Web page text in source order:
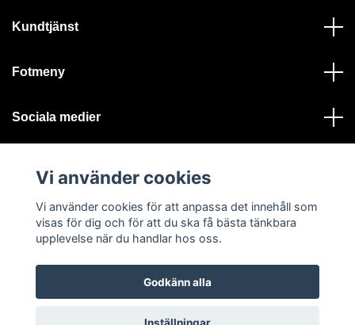
Kundtjänst
Fotmeny
Sociala medier
© 2026 Ystad Skeppshandel - Alla rättigheter reserverade
Vi använder cookies
Vi använder cookies för att anpassa det innehåll som
visas för dig och för att du ska få bästa tänkbara
upplevelse när du handlar hos oss.
Godkänn alla